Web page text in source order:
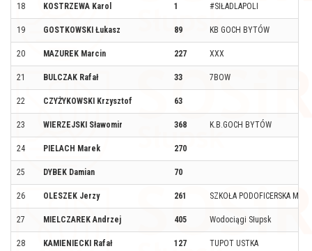
18 KOSTRZEWA Karol 1 #SIŁADLAPOLI
19 GOSTKOWSKI Łukasz 89 KB GOCH BYTÓW
20 MAZUREK Marcin 227 XXX
21 BULCZAK Rafał 33 7BOW
22 CZYŻYKOWSKI Krzysztof 63
23 WIERZEJSKI Sławomir 368 K.B.GOCH BYTÓW
24 PIELACH Marek 270
25 DYBEK Damian 70
26 OLESZEK Jerzy 261 SZKOŁA PODOFICERSKA MW
27 MIELCZAREK Andrzej 405 Wodociągi Słupsk
28 KAMIENIECKI Rafał 127 TUPOT USTKA